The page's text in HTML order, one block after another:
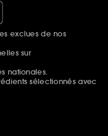
exclues de nos
sur
nationales.
sélectionnés avec